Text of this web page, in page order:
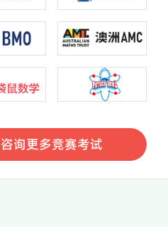
咨询更多竞赛考试
咨询更多竞赛考试